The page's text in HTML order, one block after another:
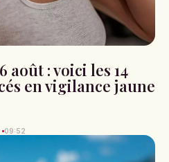
août : voici les 14
en vigilance jaune
09:52